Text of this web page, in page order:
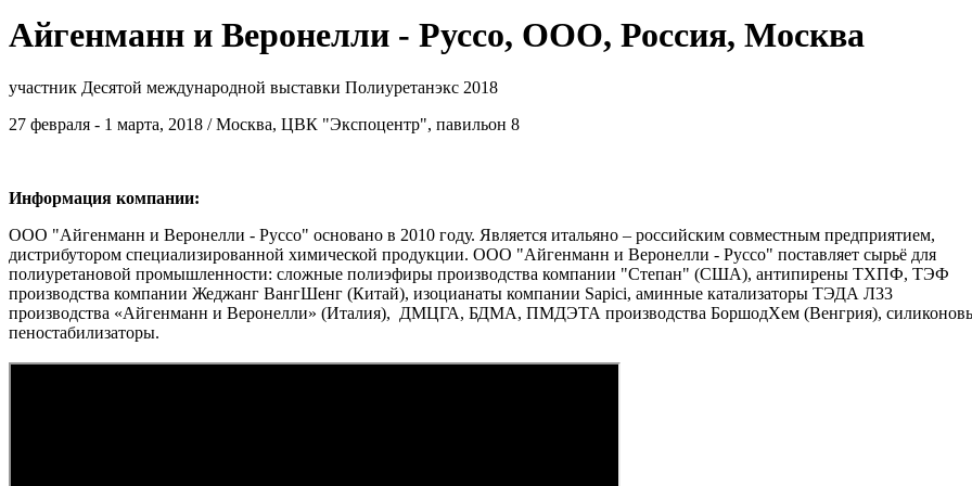
Айгенманн и Веронелли - Руссо, ООО, Россия, Москва
участник Десятой международной выставки Полиуретанэкс 2018
27 февраля - 1 марта, 2018 / Москва, ЦВК "Экспоцентр", павильон 8
Информация компании:
ООО "Айгенманн и Веронелли - Руссо" основано в 2010 году. Является итальяно – российским совместным предприятием,
дистрибутором специализированной химической продукции. ООО "Айгенманн и Веронелли - Руссо" поставляет сырьё для
полиуретановой промышленности: сложные полиэфиры производства компании "Степан" (США), антипирены ТХПФ, ТЭФ
производства компании Жеджанг ВангШенг (Китай), изоцианаты компании Sapici, аминные катализаторы ТЭДА Л33
производства «Айгенманн и Веронелли» (Италия), ДМЦГА, БДМА, ПМДЭТА производства БоршодХем (Венгрия),
пеностабилизаторы.